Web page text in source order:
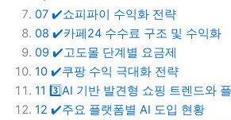
07 ✔️쇼피파이 수익화 전략
08 ✔️카페24 수수료 구조 및 수익화
09 ✔️고도몰 단계별 요금제
10 ✔️쿠팡 수익 극대화 전략
11 3️⃣AI 기반 발견형 쇼핑 트렌드와
12 ✔️주요 플랫폼별 AI 도입 현황